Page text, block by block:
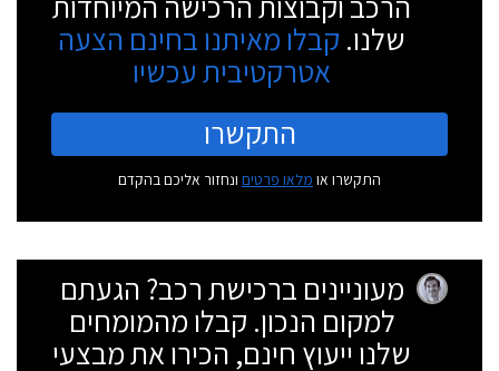
שלנו. קבלו מאיתנו בחינם הצעה
אטרקטיבית עכשיו
התקשרו
התקשרו או מלאו פרטים ונחזור אליכם בהקדם
מעוניינים ברכישת רכב? הגעתם
למקום הנכון. קבלו מהמומחים
שלנו ייעוץ חינם, הכירו את מבצעי